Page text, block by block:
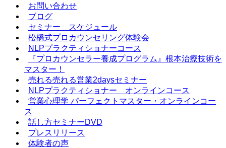
お問い合わせ
ブログ
セミナー スケジュール
松橋式プロカウンセリング体験会
NLPプラクティショナーコース
『プロカウンセラー養成プログラム』根本治療技術を
マスター！
売れる売れる営業2daysセミナー
NLPプラクティショナー オンラインコース
営業心理学 パーフェクトマスター・オンラインコー
ス
話し方セミナーDVD
プレスリリース
体験者の声